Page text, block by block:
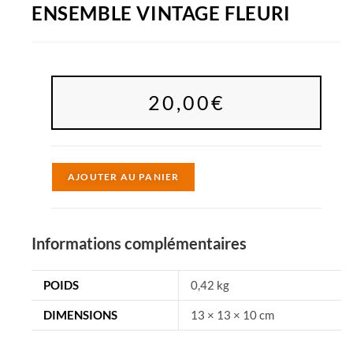
ENSEMBLE VINTAGE FLEURI
20,00€
AJOUTER AU PANIER
n
a
t
Informations complémentaires
POIDS 0,42 kg
DIMENSIONS 13 × 13 × 10 cm